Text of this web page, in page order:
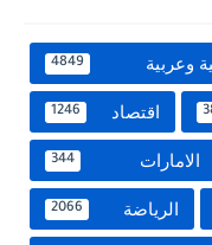
وعربية 4849
اقتصاد 1246
الامارات 344
الرياضة 2066